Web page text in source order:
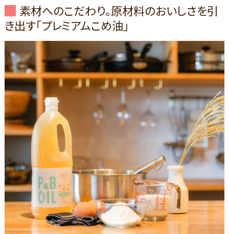
素材へのこだわり。原材料のおいしさを引
き出す「プレミアムこめ油」